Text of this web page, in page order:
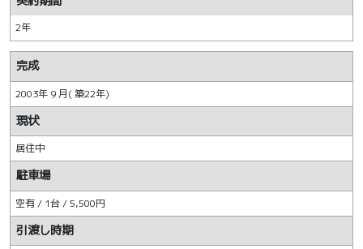
2年
完成
2003年 9 月( 築22年)
現状
居住中
駐車場
空有 / 1台 / 5,500円
引渡し時期